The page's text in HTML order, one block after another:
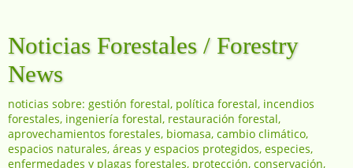
Noticias Forestales / Forestry
News
noticias sobre: gestión forestal, política forestal, incendios
forestales, ingeniería forestal, restauración forestal,
aprovechamientos forestales, biomasa, cambio climático,
espacios naturales, áreas y espacios protegidos, especies,
enfermedades y plagas forestales, protección, conservación,